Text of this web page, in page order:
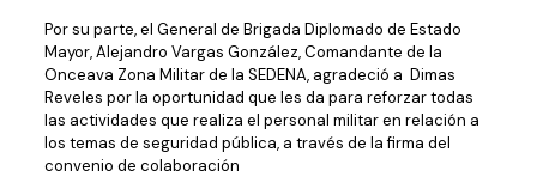
Por su parte, el General de Brigada Diplomado de Estado
Mayor, Alejandro Vargas González, Comandante de la
Onceava Zona Militar de la SEDENA, agradeció a Dimas
Reveles por la oportunidad que les da para reforzar todas
las actividades que realiza el personal militar en relación a
los temas de seguridad pública, a través de la firma del
convenio de colaboración